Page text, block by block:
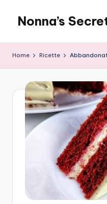
content
Nonna’s
Home Ricette